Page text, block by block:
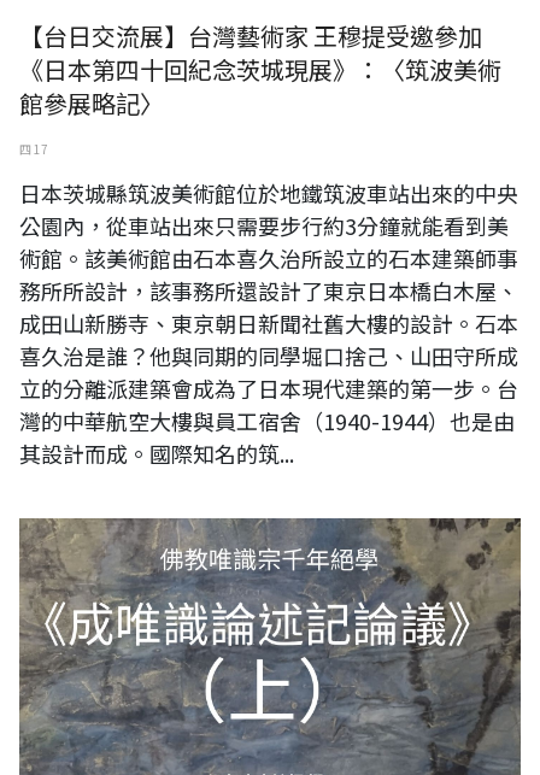
【台日交流展】台灣藝術家 王穆提受邀參加
《日本第四十回紀念茨城現展》：〈筑波美術
館參展略記〉
四 17
日本茨城縣筑波美術館位於地鐵筑波車站出來的中央
公園內，從車站出來只需要步行約3分鐘就能看到美
術館。該美術館由石本喜久治所設立的石本建築師事
務所所設計，該事務所還設計了東京日本橋白木屋、
成田山新勝寺、東京朝日新聞社舊大樓的設計。石本
喜久治是誰？他與同期的同學堀口捨己、山田守所成
立的分離派建築會成為了日本現代建築的第一步。台
灣的中華航空大樓與員工宿舍（1940-1944）也是由
其設計而成。國際知名的筑...
《成唯識論述記論議》